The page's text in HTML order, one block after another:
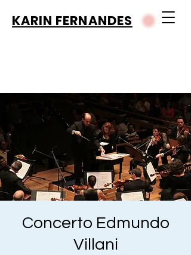
KARIN FERNANDES
Concerto Edmundo
Villani